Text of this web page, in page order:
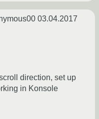
03.04.2017
direction, set up
in Konsole